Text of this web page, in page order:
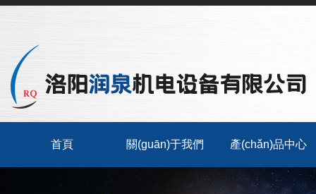
首頁 關(guān)于我們 產(chǎn)品中心